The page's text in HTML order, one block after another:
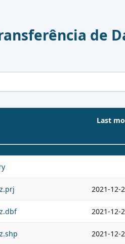
de
Last
2021-12-
2021-12-
2021-12-